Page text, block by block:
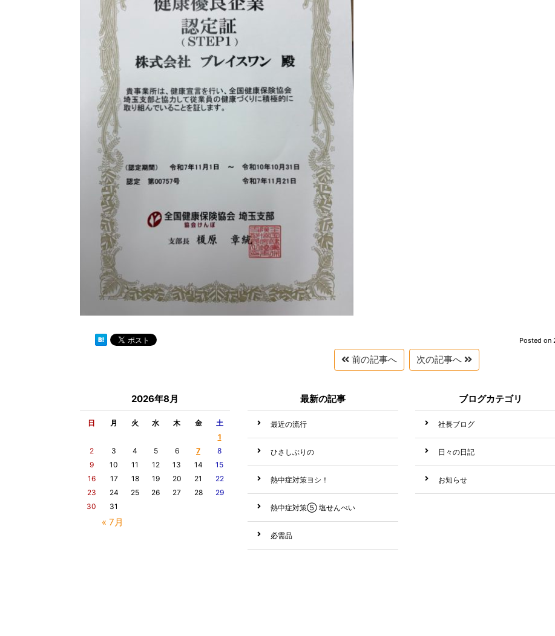
Posted on
前の記事へ 次の記事へ
2026年8月
日 月 火 水 木 金 土
« 7月
1
2
3 4 5 6 7
8
9
10 11 12 13 14
15
16
17 18 19 20 21
22
23
24 25 26 27 28
29
30
31
最新の記事
最近の流行
ひさしぶりの
熱中症対策ヨシ！
熱中症対策⑤ 塩せんべい
必需品
ブログカテゴリ
社長ブログ
日々の日記
お知らせ